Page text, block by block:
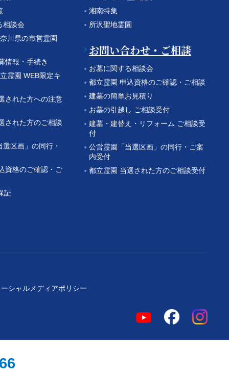
相談会
川県の市営霊園
情報・手続き
霊園 WEB限定キ
された方への注意
された方のご相談
区画」の同行・
資格のご確認・ご
証
湘南特集
所沢聖地霊園
お問い合わせ・ご相談
お墓に関する相談会
都立霊園 申込資格のご確認・ご相談
建墓の簡単お見積り
お墓の引越し ご相談受付
建墓・建替え・リフォーム ご相談受
付
公営霊園「当選区画」の同行・ご案
内受付
都立霊園 当選された方のご相談受付
シャルメディアポリシー